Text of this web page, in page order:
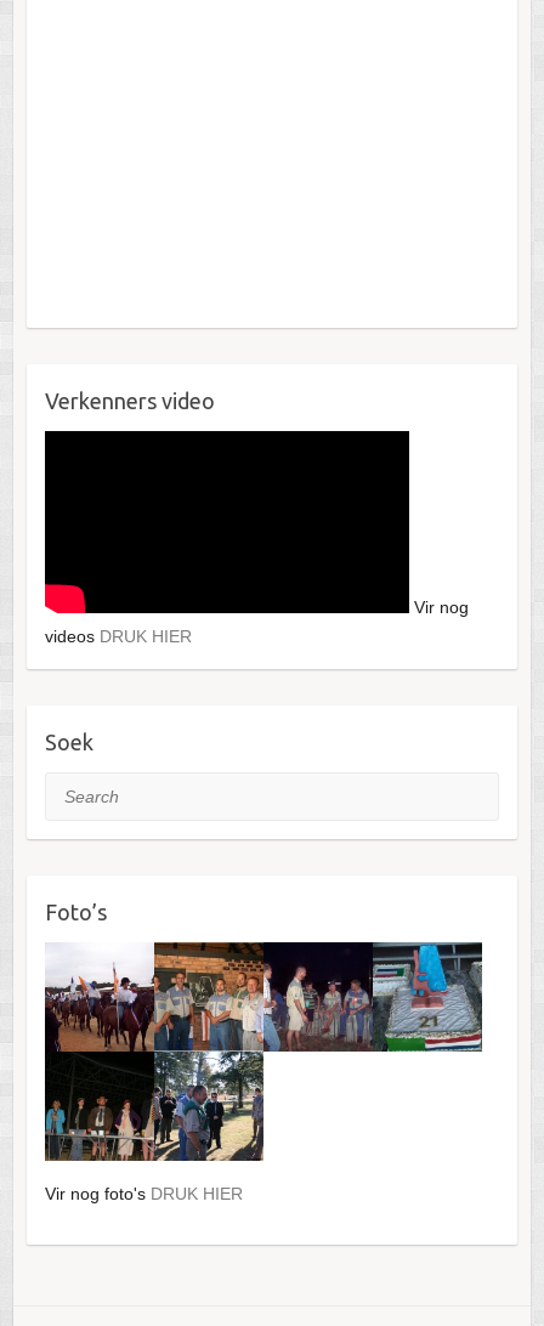
Verkenners video
Vir nog
videos DRUK HIER
Soek
Search
Foto’s
Vir nog foto's DRUK HIER